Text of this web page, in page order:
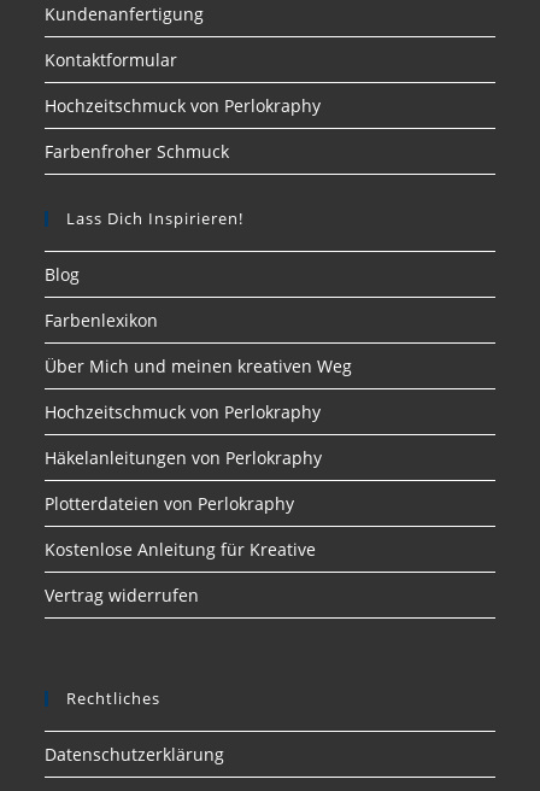
Kundenanfertigung
Kontaktformular
Hochzeitschmuck von Perlokraphy
Farbenfroher Schmuck
Lass Dich Inspirieren!
Blog
Farbenlexikon
Über Mich und meinen kreativen Weg
Hochzeitschmuck von Perlokraphy
Häkelanleitungen von Perlokraphy
Plotterdateien von Perlokraphy
Kostenlose Anleitung für Kreative
Vertrag widerrufen
Rechtliches
Datenschutzerklärung